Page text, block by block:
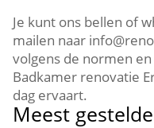
Je kunt ons bellen of
mailen naar
volgens de normen
Badkamer renovatie
dag ervaart.
Meest